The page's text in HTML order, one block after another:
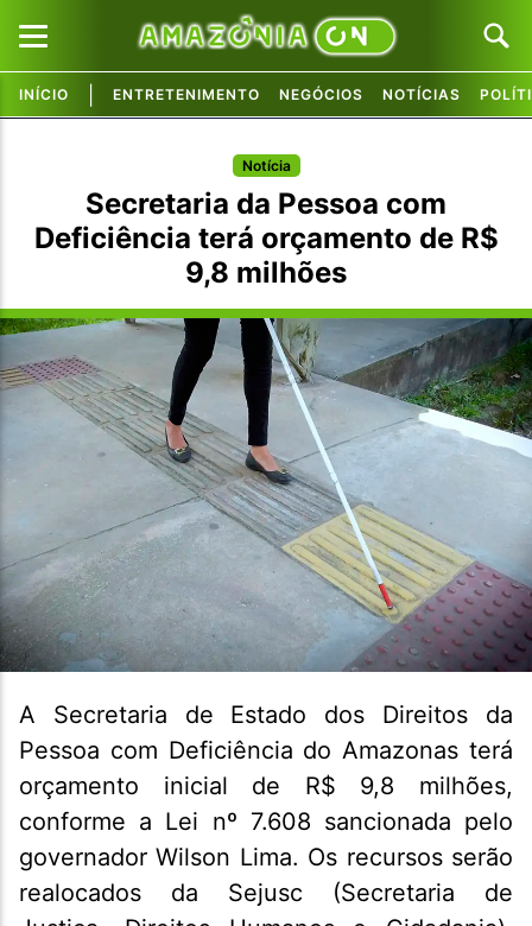
INÍCIO ENTRETENIMENTO NEGÓCIOS NOTÍCIAS
Notícia
Secretaria da Pessoa com
Deficiência terá orçamento de R$
9,8 milhões
A Secretaria de Estado dos Direitos da
Pessoa com Deficiência do Amazonas terá
orçamento inicial de R$ 9,8 milhões,
conforme a Lei nº 7.608 sancionada pelo
governador Wilson Lima. Os recursos serão
realocados da Sejusc (Secretaria de